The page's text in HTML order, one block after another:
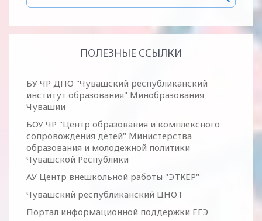
ПОЛЕЗНЫЕ ССЫЛКИ
БУ ЧР ДПО "Чувашский республиканский
институт образования" Минобразования
Чувашии
БОУ ЧР "Центр образования и комплексного
сопровождения детей" Министерства
образования и молодежной политики
Чувашской Республики
АУ Центр внешкольной работы "ЭТКЕР"
Чувашский республиканский ЦНОТ
Портал информационной поддержки ЕГЭ